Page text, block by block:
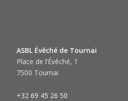
ASBL Évêché de Tournai
Place de l’Évêché, 1
7500 Tournai
+32 69 45 26 50